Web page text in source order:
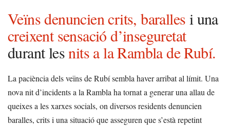
Veïns denuncien crits, baralles i una
creixent sensació d’inseguretat
durant lesnits a la Rambla de Rubí.
La paciència dels veïns de Rubí sembla haver arribat al límit. Una
nova nit d’incidents a la Rambla ha tornat a generar una allau de
queixes a les xarxes socials, on diversos residents denuncien
baralles, crits i una situació que asseguren que s’està repetint